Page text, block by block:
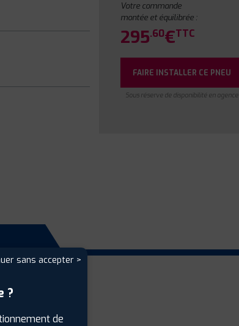
Votre commande
montée et équilibrée :
295.60€TTC
FAIRE INSTALLER CE PNEU
Sous réserve de disponibilité en agence
sans accepter >
?
de